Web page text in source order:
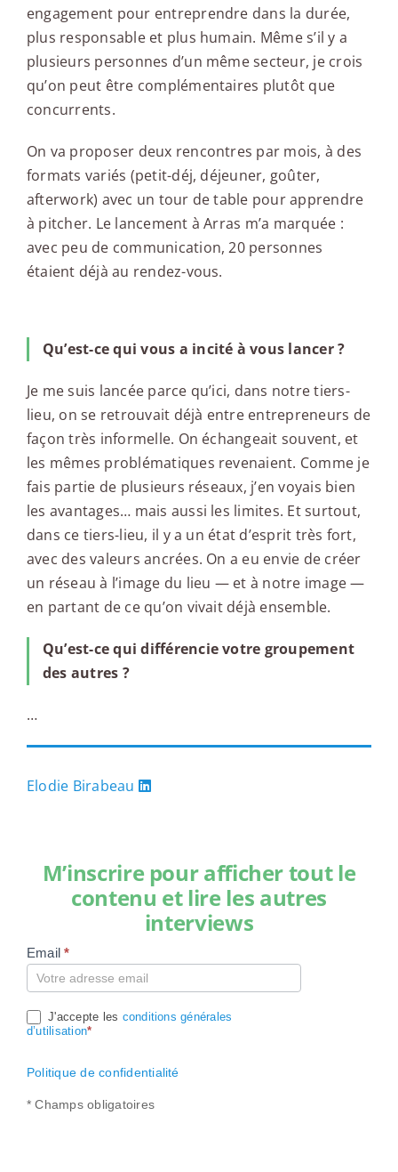
engagement pour entreprendre dans la durée,
plus responsable et plus humain. Même s’il y a
plusieurs personnes d’un même secteur, je crois
qu’on peut être complémentaires plutôt que
concurrents.
On va proposer deux rencontres par mois, à des
formats variés (petit-déj, déjeuner, goûter,
afterwork) avec un tour de table pour apprendre
à pitcher. Le lancement à Arras m’a marquée :
avec peu de communication, 20 personnes
étaient déjà au rendez-vous.
Qu’est-ce qui vous a incité à vous lancer ?
Je me suis lancée parce qu’ici, dans notre tiers-
lieu, on se retrouvait déjà entre entrepreneurs de
façon très informelle. On échangeait souvent, et
les mêmes problématiques revenaient. Comme je
fais partie de plusieurs réseaux, j’en voyais bien
les avantages… mais aussi les limites. Et surtout,
dans ce tiers-lieu, il y a un état d’esprit très fort,
avec des valeurs ancrées. On a eu envie de créer
un réseau à l’image du lieu — et à notre image —
en partant de ce qu’on vivait déjà ensemble.
Qu’est-ce qui différencie votre groupement
des autres ?
…
Elodie Birabeau
M’inscrire pour afficher tout le
contenu et lire les autres
interviews
Compte
Email*
J'accepte les conditions générales
d’utilisation*
Politique de confidentialité
* Champs obligatoires